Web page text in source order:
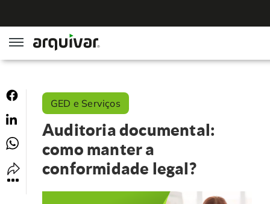
ArqSign
Soluções
Gestão de Documentos
Segmentos
GED e Serviços
Auditoria documental:
como manter a
conformidade legal?